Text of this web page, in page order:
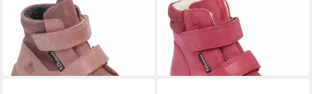
BUNDGAARDbundgaard
Leder Stiefel Stiefel
70,00 €
BUNDGAARDbundgaard Ivar
Leder Stiefel Stiefel
80,00 €